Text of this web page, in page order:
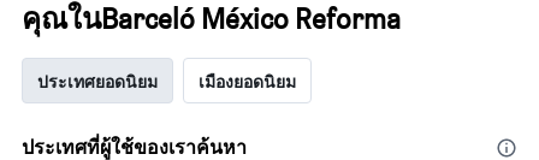
คุณในBarceló México Reforma
ประเทศยอดนิยม เมืองยอดนิยม
ประเทศที่ผู้ใช้ของเราค้นหา